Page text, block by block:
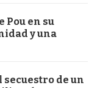
Pou en su
y una
secuestro de un